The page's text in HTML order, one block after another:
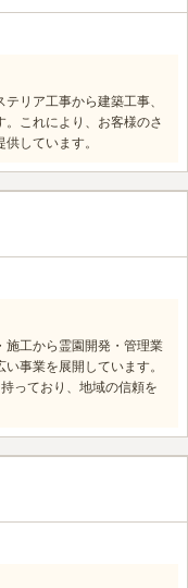
リア工事から建築工事、
これにより、お客様のさ
しています。
施工から霊園開発・管理業
事業を展開しています。
っており、地域の信頼を